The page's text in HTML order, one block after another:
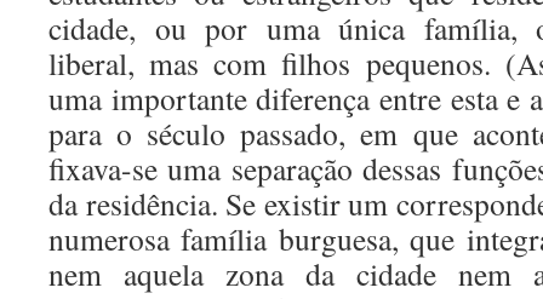
cidade, ou por uma única família,
liberal, mas com filhos pequenos.
uma importante diferença entre esta e
para o século passado, em que
fixava-se uma separação dessas
da residência. Se existir um
numerosa família burguesa, que
nem aquela zona da cidade nem